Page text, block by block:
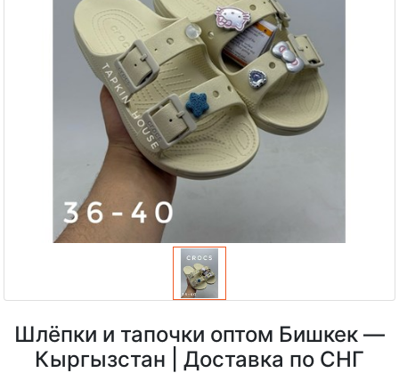
Шлёпки и тапочки оптом Бишкек —
Кыргызстан | Доставка по СНГ